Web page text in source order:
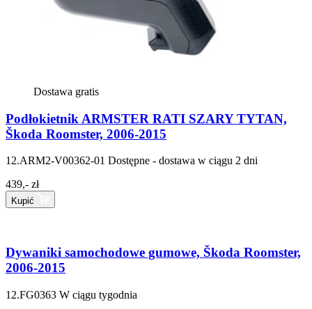
Dostawa gratis
Podłokietnik ARMSTER RATI SZARY TYTAN,
Škoda Roomster, 2006-2015
12.ARM2-V00362-01 Dostępne - dostawa w ciągu 2 dni
439,- zł
Kupić
Dywaniki samochodowe gumowe, Škoda Roomster,
2006-2015
12.FG0363 W ciągu tygodnia